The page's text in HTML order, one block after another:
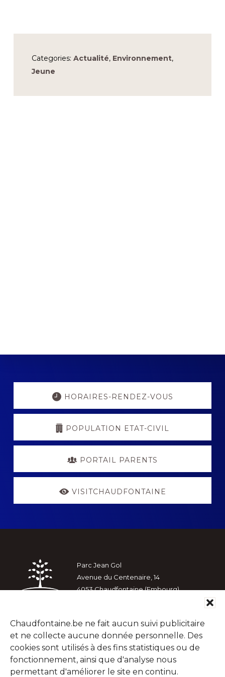
Chaudfontaine.be ne fait aucun suivi publicitaire
et ne collecte aucune donnée personnelle. Des
cookies sont utilisés à des fins statistiques ou de
fonctionnement, ainsi que d'analyse nous
permettant d'améliorer le site en continu.
Categories: Actualité, Environnement,
Jeune
Explore
HORAIRES-RENDEZ-VOUS
POPULATION ETAT-CIVIL
PORTAIL PARENTS
VISITCHAUDFONTAINE
Footer
Parc Jean Gol
Avenue du Centenaire, 14
4053 Chaudfontaine (Embourg)
Rechercher
dans
ce